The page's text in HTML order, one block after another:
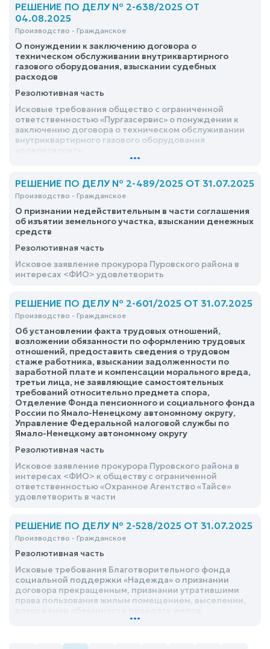
РЕШЕНИЕ ПО ДЕЛУ № 2-638/2025 ОТ
04.08.2025
Производство - Гражданское
О понуждении к заключению договора о
техническом обслуживании внутриквартирного
газового оборудования, взыскании судебных
расходов
Резолютивная часть
Исковые требования общество с ограниченной
ответственностью «Пургазсервис» о понуждении к
заключению договора о техническом обслуживании
внутриквартирного газового оборудования
...
РЕШЕНИЕ ПО ДЕЛУ № 2-489/2025 ОТ 31.07.2025
Производство - Гражданское
О признании недействительным в части соглашения
об изъятии земельного участка, взыскании денежных
средств
Резолютивная часть
Исковое заявление прокурора Пуровского района в
интересах <ФИО> удовлетворить
РЕШЕНИЕ ПО ДЕЛУ № 2-601/2025 ОТ 31.07.2025
Производство - Гражданское
Об установлении факта трудовых отношений,
возложении обязанности по оформлению трудовых
отношений, предоставить сведения о трудовом
стаже работника, взыскании задолженности по
заработной плате и компенсации морального вреда,
третьи лица, не заявляющие самостоятельных
требований относительно предмета спора,
Отделение Фонда пенсионного и социального фонда
России по Ямало-Ненецкому автономному округу,
Управление Федеральной налоговой службы по
Ямало-Ненецкому автономному округу
Резолютивная часть
Исковое заявление прокурора Пуровского района в
интересах <ФИО> к обществу с ограниченной
ответственностью «Охранное Агентство «Тайсе»
удовлетворить в части
РЕШЕНИЕ ПО ДЕЛУ № 2-528/2025 ОТ 31.07.2025
Производство - Гражданское
Резолютивная часть
Исковые требования Благотворительного фонда
социальной поддержки «Надежда» о признании
договора прекращенным, признании утратившими
права пользования жилым помещением, выселении,
помещение удовлетворить...